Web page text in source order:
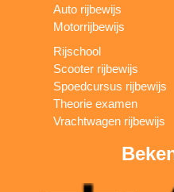
Auto rijbewijs
Motorrijbewijs
Rijschool
Scooter rijbewijs
Spoedcursus rijbewijs
Theorie examen
Vrachtwagen rijbewijs